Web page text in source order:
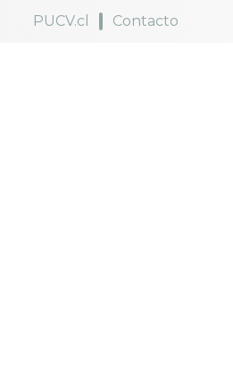
PUCV.cl Contacto